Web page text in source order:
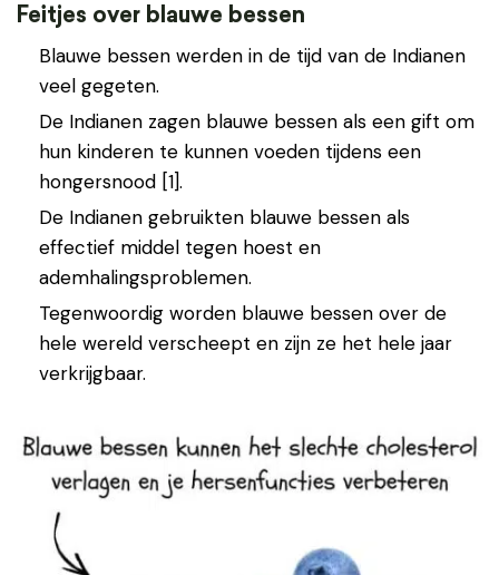
Feitjes over blauwe bessen
Blauwe bessen werden in de tijd van de Indianen
veel gegeten.
De Indianen zagen blauwe bessen als een gift om
hun kinderen te kunnen voeden tijdens een
hongersnood [1].
De Indianen gebruikten blauwe bessen als
effectief middel tegen hoest en
ademhalingsproblemen.
Tegenwoordig worden blauwe bessen over de
hele wereld verscheept en zijn ze het hele jaar
verkrijgbaar.